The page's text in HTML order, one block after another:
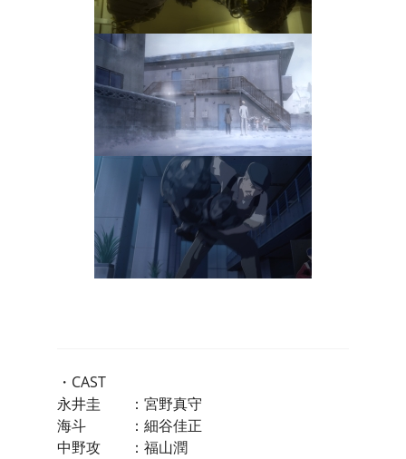
・CAST
永井圭 ：宮野真守
海斗 ：細谷佳正
中野攻 ：福山潤